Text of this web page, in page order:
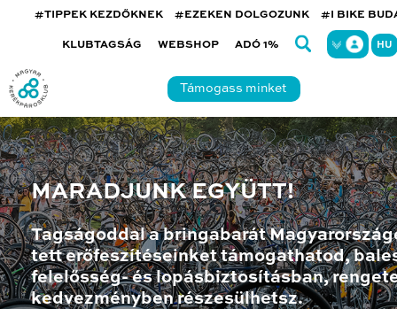
#TIPPEK KEZDŐKNEK #EZEKEN DOLGOZUNK #I BIKE
KLUBTAGSÁG WEBSHOP ADÓ 1% HU
Támogass minket
MARADJUNK EGYÜTT!
Tagságoddal a bringabarát
tett erőfeszítéseinket támogathatod,
felelősség- és lopásbiztosításban,
kedvezményben részesülhetsz.